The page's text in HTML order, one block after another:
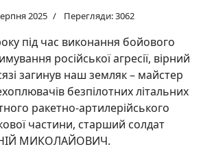
2025 Перегляди: 3062
під час виконання бойового
російської агресії, вірний
загинув наш земляк – майстер
безпілотних літальних
ракетно-артилерійського
частини, старший солдат
МИКОЛАЙОВИЧ.